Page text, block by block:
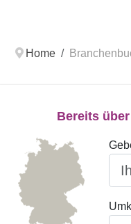
Home
Bereits